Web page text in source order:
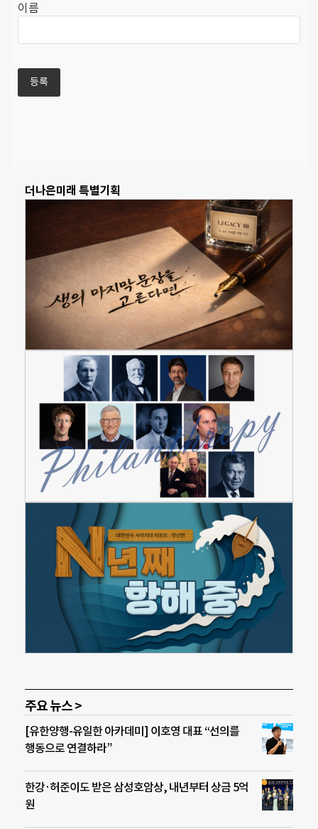
이름
더나은미래 특별기획
주요 뉴스 >
[유한양행-유일한 아카데미] 이호영 대표 “선의를
행동으로 연결하라”
한강·허준이도 받은 삼성호암상, 내년부터 상금 5억
원